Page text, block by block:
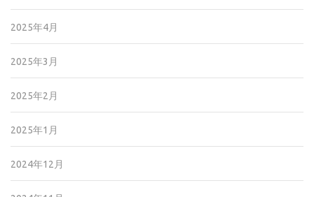
2025年4月
2025年3月
2025年2月
2025年1月
2024年12月